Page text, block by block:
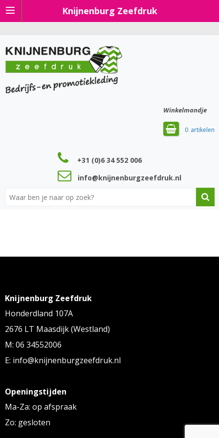
Knijnenburg Zeefdruk
Winkelmandje
0
+31 (0)6 34 552 006
info@knijnenburgzeefdruk.nl
Knijnenburg Zeefdruk
Honderdland 107A
2676 LT Maasdijk (Westland)
M: 06 34552006
E: info@knijnenburgzeefdruk.nl
Openingstijden
Ma-Za: op afspraak
Zo: gesloten